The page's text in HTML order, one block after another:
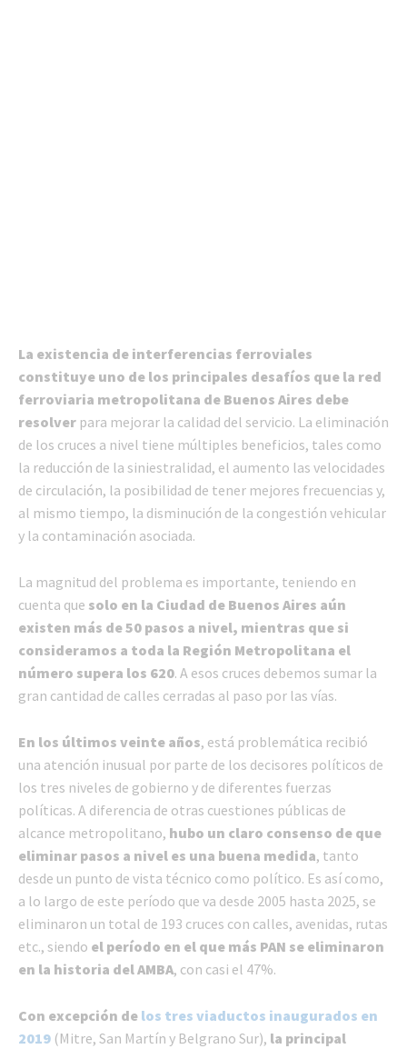
La existencia de interferencias ferroviales
constituye uno de los principales desafíos que la red
ferroviaria metropolitana de Buenos Aires debe
resolver para mejorar la calidad del servicio. La eliminación
de los cruces a nivel tiene múltiples beneficios, tales como
la reducción de la siniestralidad, el aumento las velocidades
de circulación, la posibilidad de tener mejores frecuencias y,
al mismo tiempo, la disminución de la congestión vehicular
y la contaminación asociada.
La magnitud del problema es importante, teniendo en
cuenta que solo en la Ciudad de Buenos Aires aún
existen más de 50 pasos a nivel, mientras que si
consideramos a toda la Región Metropolitana el
número supera los 620. A esos cruces debemos sumar la
gran cantidad de calles cerradas al paso por las vías.
En los últimos veinte años, está problemática recibió
una atención inusual por parte de los decisores políticos de
los tres niveles de gobierno y de diferentes fuerzas
políticas. A diferencia de otras cuestiones públicas de
alcance metropolitano, hubo un claro consenso de que
eliminar pasos a nivel es una buena medida, tanto
desde un punto de vista técnico como político. Es así como,
a lo largo de este período que va desde 2005 hasta 2025, se
eliminaron un total de 193 cruces con calles, avenidas, rutas
etc., siendo el período en el que más PAN se eliminaron
en la historia del AMBA, con casi el 47%.
Con excepción de los tres viaductos inaugurados en
2019 (Mitre, San Martín y Belgrano Sur), la principal